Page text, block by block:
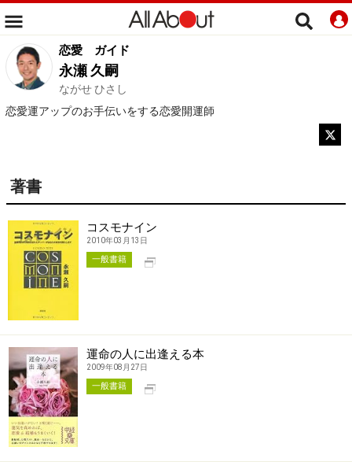
恋愛 ガイド
永瀬 久嗣
ながせ ひさし
恋愛運アップのお手伝いをする恋愛開運師
著書
コスモナイン
2010年03月13日
一般書籍
運命の人に出逢える本
2009年08月27日
一般書籍